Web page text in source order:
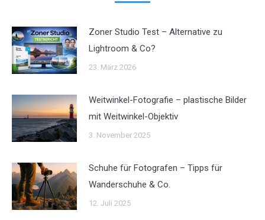
Zoner Studio Test – Alternative zu
Lightroom & Co?
23. März 2026
Weitwinkel-Fotografie – plastische Bilder
mit Weitwinkel-Objektiv
3. November 2025
Schuhe für Fotografen – Tipps für
Wanderschuhe & Co.
12. Juli 2025